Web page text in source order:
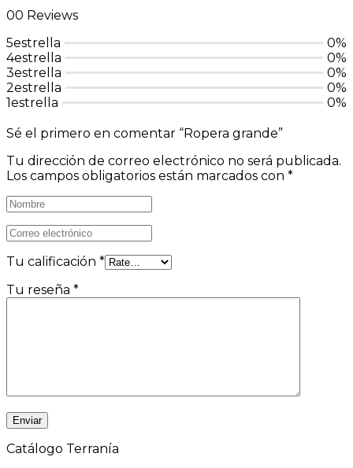
00 Reviews
5estrella
0%
4estrella
0%
3estrella
0%
2estrella
0%
1estrella
0%
Sé el primero en comentar “Ropera grande”
Tu dirección de correo electrónico no será publicada.
Los campos obligatorios están marcados con *
Tu calificación *
Tu reseña *
Catálogo Terranía